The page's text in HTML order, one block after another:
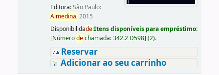
Editora:São Paulo:
Almedina,2015
Disponibilidade:Itens disponíveis para empréstimo:
[Númerodechamada:342.2 D598] (2).
Reservar
Adicionar ao seu carrinho